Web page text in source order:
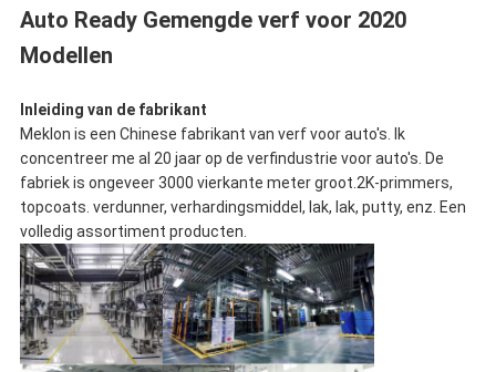
Auto Ready Gemengde verf voor 2020
Modellen
Inleiding van de fabrikant
Meklon is een Chinese fabrikant van verf voor auto's. Ik
concentreer me al 20 jaar op de verfindustrie voor auto's. De
fabriek is ongeveer 3000 vierkante meter groot.2K-primmers,
topcoats. verdunner, verhardingsmiddel, lak, lak, putty, enz. Een
volledig assortiment producten.